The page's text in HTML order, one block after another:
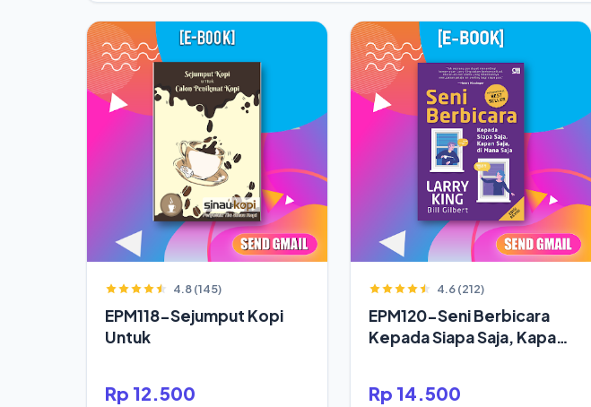
4.8 (145)
EPM118-Sejumput Kopi
Untuk
Rp 12.500
4.6 (212)
EPM120-Seni Berbicara
Kepada Siapa Saja, Kapan
Rp 14.500